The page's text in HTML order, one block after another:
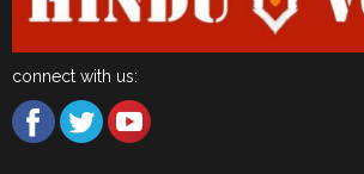
connect with us: